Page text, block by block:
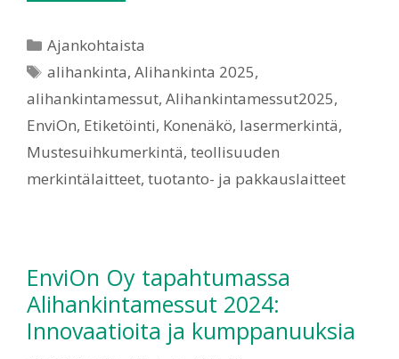
Ajankohtaista
alihankinta,Alihankinta 2025,
alihankintamessut, Alihankintamessut2025,
EnviOn, Etiketöinti, Konenäkö, lasermerkintä,
Mustesuihkumerkintä, teollisuuden
merkintälaitteet, tuotanto- ja pakkauslaitteet
EnviOn Oy tapahtumassa
Alihankintamessut 2024:
Innovaatioita ja kumppanuuksia